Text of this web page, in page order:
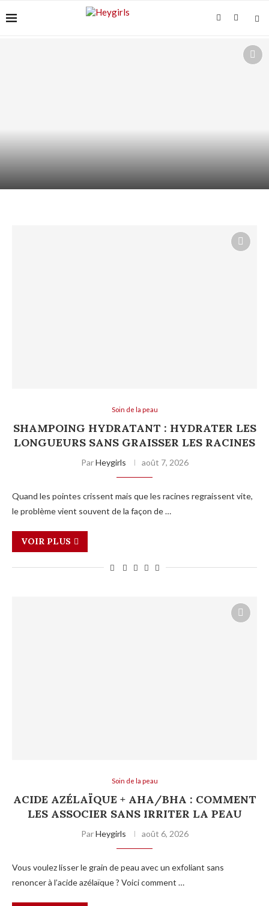
Soin de la peau
SHAMPOING HYDRATANT : HYDRATER LES
LONGUEURS SANS GRAISSER LES RACINES
ParHeygirls août 7, 2026
Quand les pointes crissent mais que les racines regraissent vite,
le problème vient souvent de la façon de …
VOIR PLUS
Soin de la peau
ACIDE AZÉLAÏQUE + AHA/BHA : COMMENT
LES ASSOCIER SANS IRRITER LA PEAU
ParHeygirls août 6, 2026
Vous voulez lisser le grain de peau avec un exfoliant sans
renoncer à l’acide azélaïque ? Voici comment …